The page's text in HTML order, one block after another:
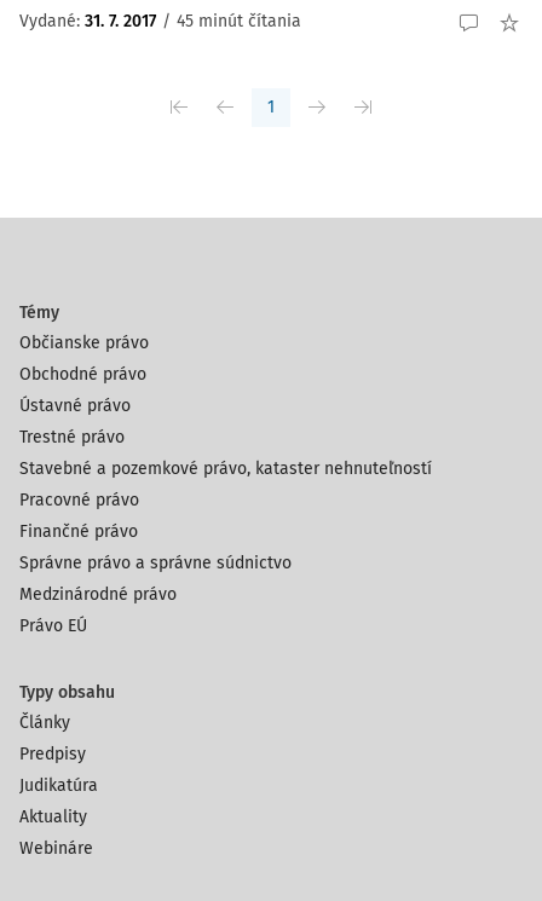
Vydané: 31. 7. 2017 / 45 minút čítania
1
Témy
Občianske právo
Obchodné právo
Ústavné právo
Trestné právo
Stavebné a pozemkové právo, kataster nehnuteľností
Pracovné právo
Finančné právo
Správne právo a správne súdnictvo
Medzinárodné právo
Právo EÚ
Typy obsahu
Články
Predpisy
Judikatúra
Aktuality
Webináre